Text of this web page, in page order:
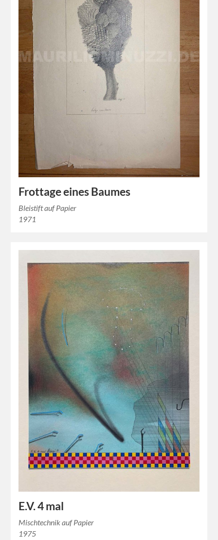
Frottage eines Baumes
Bleistift auf Papier
1971
E.V. 4 mal
Mischtechnik auf Papier
1975